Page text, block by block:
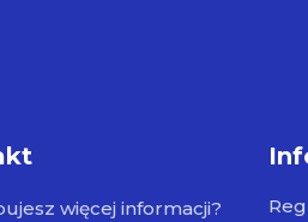
więcej informacji?